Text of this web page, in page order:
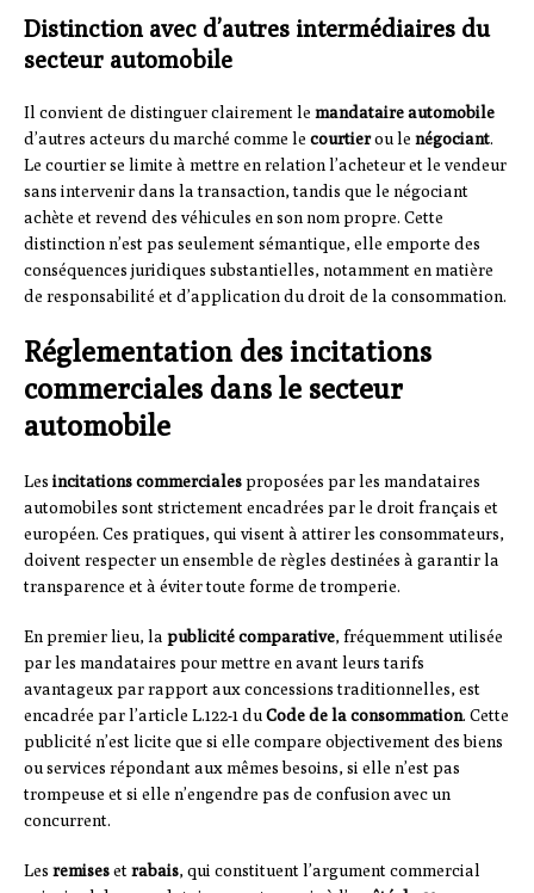
Distinction avec d’autres intermédiaires du
secteur automobile
Il convient de distinguer clairement le mandataire automobile
d’autres acteurs du marché comme le courtierou le négociant.
Le courtier se limite à mettre en relation l’acheteur et le vendeur
sans intervenir dans la transaction, tandis que le négociant
achète et revend des véhicules en son nom propre. Cette
distinction n’est pas seulement sémantique, elle emporte des
conséquences juridiques substantielles, notamment en matière
de responsabilité et d’application du droit de la consommation.
Réglementation des incitations
commerciales dans le secteur
automobile
Les incitations commercialesproposées par les mandataires
automobiles sont strictement encadrées par le droit français et
européen. Ces pratiques, qui visent à attirer les consommateurs,
doivent respecter un ensemble de règles destinées à garantir la
transparence et à éviter toute forme de tromperie.
En premier lieu, la publicité comparative, fréquemment utilisée
par les mandataires pour mettre en avant leurs tarifs
avantageux par rapport aux concessions traditionnelles, est
encadrée par l’article L.122-1 duCode de la consommation. Cette
publicité n’est licite que si elle compare objectivement des biens
ou services répondant aux mêmes besoins, si elle n’est pas
trompeuse et si elle n’engendre pas de confusion avec un
concurrent.
Les remisesetrabais, qui constituent l’argument commercial